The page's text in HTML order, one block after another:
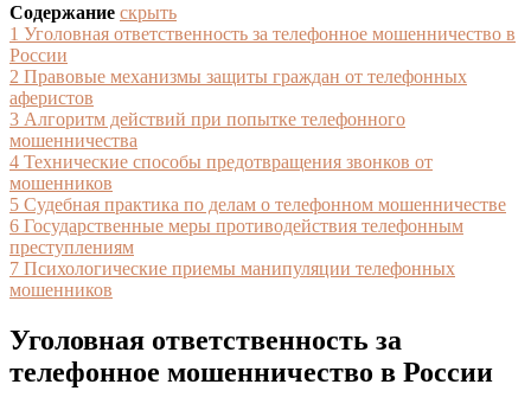
Содержание скрыть
1 Уголовная ответственность за телефонное мошенничество в
России
2 Правовые механизмы защиты граждан от телефонных
аферистов
3 Алгоритм действий при попытке телефонного
мошенничества
4 Технические способы предотвращения звонков от
мошенников
5 Судебная практика по делам о телефонном мошенничестве
6 Государственные меры противодействия телефонным
преступлениям
7 Психологические приемы манипуляции телефонных
мошенников
Уголовная ответственность за
телефонное мошенничество в России